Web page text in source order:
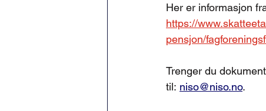
Her er informasjon
https://
pensjon/
Trenger du
til: niso@niso.no.